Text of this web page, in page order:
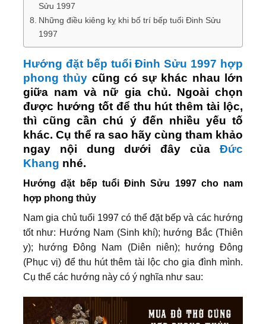
Sửu 1997
Những điều kiêng kỵ khi bố trí bếp tuổi Đinh Sửu
1997
Hướng đặt bếp tuổi Đinh Sửu 1997 hợp
phong thủy cũng có sự khác nhau lớn
giữa nam và nữ gia chủ. Ngoài chọn
được hướng tốt để thu hút thêm tài lộc,
thì cũng cần chú ý đến nhiều yếu tố
khác. Cụ thể ra sao hãy cùng tham khảo
ngay nội dung dưới đây của Đức
Khang nhé.
Hướng đặt bếp tuổi Đinh Sửu 1997 cho nam
hợp phong thủy
Nam gia chủ tuổi 1997 có thể đặt bếp và các hướng
tốt như: Hướng Nam (Sinh khí); hướng Bắc (Thiên
y); hướng Đông Nam (Diên niên); hướng Đông
(Phục vị) để thu hút thêm tài lộc cho gia đình mình.
Cụ thể các hướng này có ý nghĩa như sau: